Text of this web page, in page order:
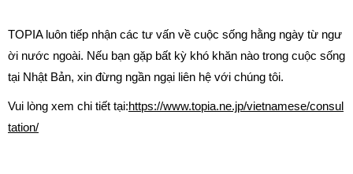
TOPIA luôn tiếp nhận các tư vấn về cuộc sống hằng ngày từ ngư
ời nước ngoài. Nếu bạn gặp bất kỳ khó khăn nào trong cuộc sống
tại Nhật Bản, xin đừng ngần ngại liên hệ với chúng tôi.
Vui lòng xem chi tiết tại:https://www.topia.ne.jp/vietnamese/consul
tation/